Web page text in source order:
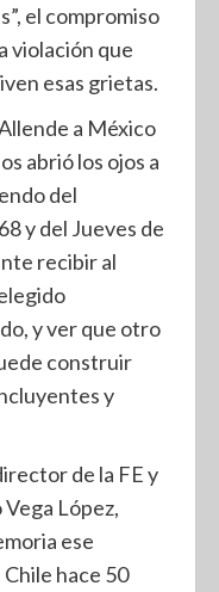
el compromiso
violación que
esas grietas.
a México
abrió los ojos a
del
y del Jueves de
recibir al
y ver que otro
construir
y
de la FE y
López,
ese
hace 50